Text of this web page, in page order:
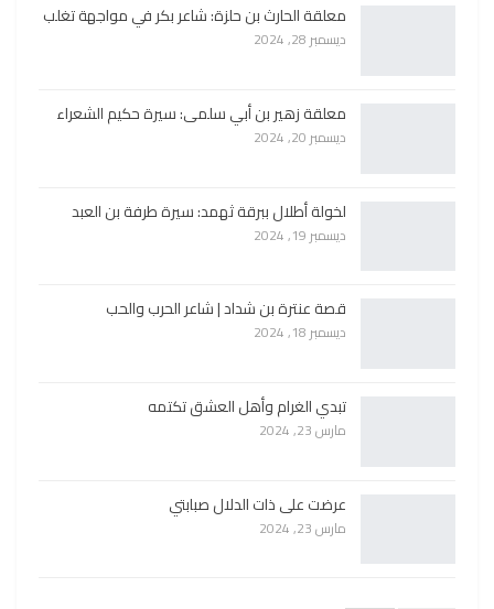
معلقة الحارث بن حلزة: شاعر بكر في مواجهة تغلب
ديسمبر 28, 2024
معلقة زهير بن أبي سلمى: سيرة حكيم الشعراء
ديسمبر 20, 2024
لخولة أطلال ببرقة ثهمد: سيرة طرفة بن العبد
ديسمبر 19, 2024
قصة عنترة بن شداد | شاعر الحرب والحب
ديسمبر 18, 2024
تبدي الغرام وأهل العشق تكتمه
مارس 23, 2024
عرضت على ذات الدلال صبابتي
مارس 23, 2024